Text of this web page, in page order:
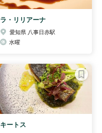
ラ・リリアーナ
愛知県 八事日赤駅
水曜
キートス